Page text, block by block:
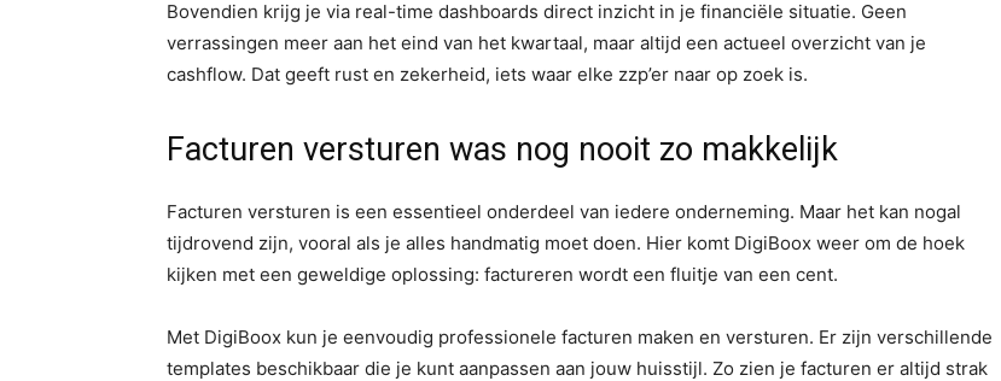
Bovendien krijg je via real-time dashboards direct inzicht in je financiële situatie. Geen
verrassingen meer aan het eind van het kwartaal, maar altijd een actueel overzicht van je
cashflow. Dat geeft rust en zekerheid, iets waar elke zzp’er naar op zoek is.
Facturen versturen was nog nooit zo makkelijk
Facturen versturen is een essentieel onderdeel van iedere onderneming. Maar het kan nogal
tijdrovend zijn, vooral als je alles handmatig moet doen. Hier komt DigiBoox weer om de hoek
kijken met een geweldige oplossing: factureren wordt een fluitje van een cent.
Met DigiBoox kun je eenvoudig professionele facturen maken en versturen. Er zijn verschillende
templates beschikbaar die je kunt aanpassen aan jouw huisstijl. Zo zien je facturen er altijd strak